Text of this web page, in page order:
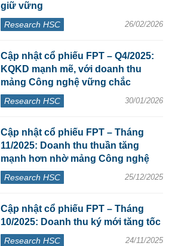
giữ vững
Research HSC 26/02/2026
Cập nhật cổ phiếu FPT – Q4/2025:
KQKD mạnh mẽ, với doanh thu
mảng Công nghệ vững chắc
Research HSC 30/01/2026
Cập nhật cổ phiếu FPT – Tháng
11/2025: Doanh thu thuần tăng
mạnh hơn nhờ mảng Công nghệ
Research HSC 25/12/2025
Cập nhật cổ phiếu FPT – Tháng
10/2025: Doanh thu ký mới tăng tốc
Research HSC 24/11/2025